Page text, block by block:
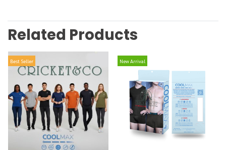
Related Products
Best Seller New Arrival